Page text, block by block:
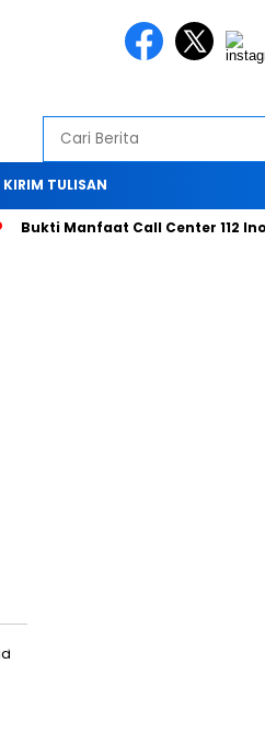
KIRIM TULISAN
Bukti Manfaat Call Center 112